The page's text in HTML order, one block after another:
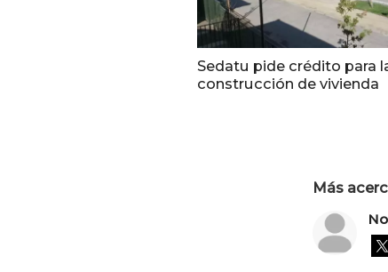
Sedatu pide crédito para
construcción de vivienda
Más